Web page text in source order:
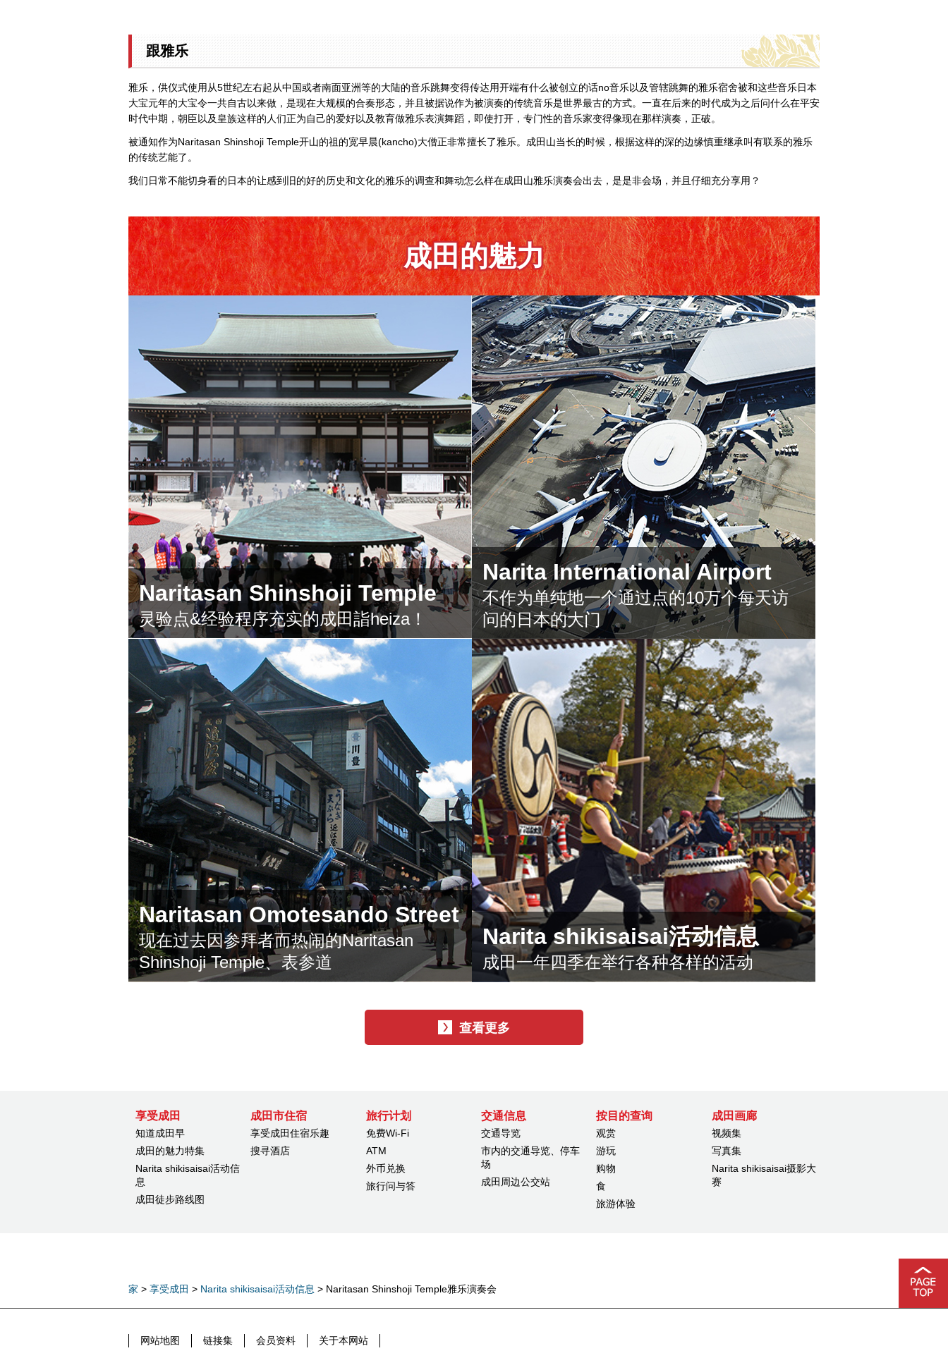
跟雅乐
雅乐，供仪式使用从5世纪左右起从中国或者南面亚洲等的大陆的音乐跳舞变得传达用开端有什么被创立的话no音乐以及管辖跳舞的雅乐宿舍被和这些音乐日本
大宝元年的大宝令一共自古以来做，是现在大规模的合奏形态，并且被据说作为被演奏的传统音乐是世界最古的方式。一直在后来的时代成为之后问什么在平安
时代中期，朝臣以及皇族这样的人们正为自己的爱好以及教育做雅乐表演舞蹈，即使打开，专门性的音乐家变得像现在那样演奏，正破。
被通知作为Naritasan Shinshoji Temple开山的祖的宽早晨(kancho)大僧正非常擅长了雅乐。成田山当长的时候，根据这样的深的边缘慎重继承叫有联系的雅乐
的传统艺能了。
我们日常不能切身看的日本的让感到旧的好的历史和文化的雅乐的调查和舞动怎么样在成田山雅乐演奏会出去，是是非会场，并且仔细充分享用？
成田的魅力
Naritasan Shinshoji Temple
灵验点&经验程序充实的成田詣heiza！
Narita International Airport
不作为单纯地一个通过点的10万个每天访
问的日本的大门
Naritasan Omotesando Street
现在过去因参拜者而热闹的Naritasan
Shinshoji Temple、表参道
Narita shikisaisai活动信息
成田一年四季在举行各种各样的活动
查看更多
享受成田
知道成田早
成田的魅力特集
Narita shikisaisai活动信
息
成田徒步路线图
成田市住宿
享受成田住宿乐趣
搜寻酒店
旅行计划
免费Wi-Fi
ATM
外币兑换
旅行问与答
交通信息
交通导览
市内的交通导览、停车
场
成田周边公交站
按目的查询
观赏
游玩
购物
食
旅游体验
成田画廊
视频集
写真集
Narita shikisaisai摄影大
赛
家 > 享受成田 > Narita shikisaisai活动信息 > Naritasan Shinshoji Temple雅乐演奏会
网站地图 链接集 会员资料 关于本网站